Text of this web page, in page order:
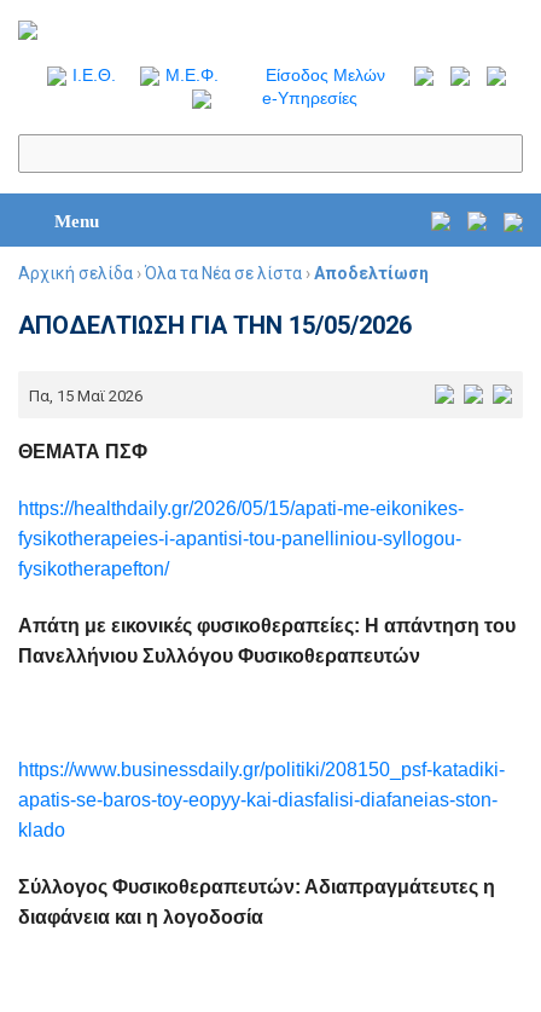
I.Ε.Θ. Μ.Ε.Φ.
Είσοδος Μελών
e-Υπηρεσίες
Menu
Αρχική σελίδα ›Όλα τα Νέα σε λίστα ›Αποδελτίωση
ΑΠΟΔΕΛΤΙΩΣΗ ΓΙΑ ΤΗΝ 15/05/2026
Πα, 15 Μαϊ 2026
ΘΕΜΑΤΑ ΠΣΦ
https://healthdaily.gr/2026/05/15/apati-me-eikonikes-
fysikotherapeies-i-apantisi-tou-panelliniou-syllogou-
fysikotherapefton/
Απάτη με εικονικές φυσικοθεραπείες: Η απάντηση του
Πανελλήνιου Συλλόγου Φυσικοθεραπευτών
https://www.businessdaily.gr/politiki/208150_psf-katadiki-
apatis-se-baros-toy-eopyy-kai-diasfalisi-diafaneias-ston-
klado
Σύλλογος Φυσικοθεραπευτών: Αδιαπραγμάτευτες η
διαφάνεια και η λογοδοσία